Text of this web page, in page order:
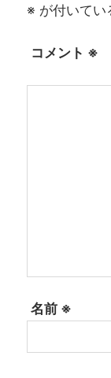
※ が付いてい
コメント ※
名前 ※